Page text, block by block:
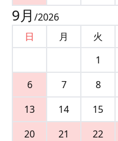
9月 /2026
日
月 火
1
6
7 8
13
14 15
20
21 22